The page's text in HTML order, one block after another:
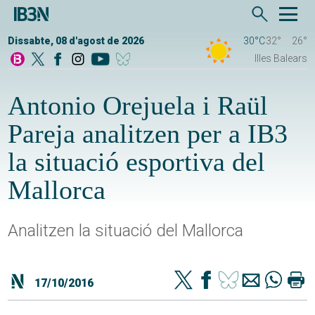
Dissabte, 08 d'agost de 2026 30°C32°
26°
Illes Balears
Antonio Orejuela i Raül
Pareja analitzen per a IB3
la situació esportiva del
Mallorca
Analitzen la situació del Mallorca
17/10/2016